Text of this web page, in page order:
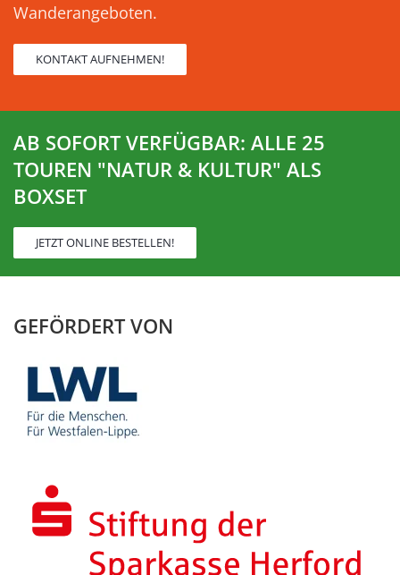
Wanderangeboten.
KONTAKT AUFNEHMEN!
AB SOFORT VERFÜGBAR: ALLE 25
TOUREN "NATUR & KULTUR" ALS
BOXSET
JETZT ONLINE BESTELLEN!
GEFÖRDERT VON